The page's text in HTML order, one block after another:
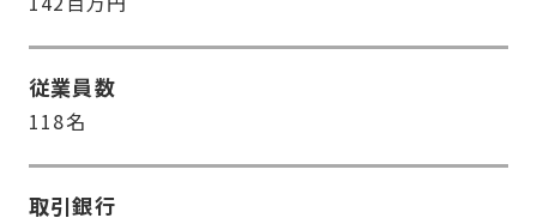
従業員数
118名
取引銀行